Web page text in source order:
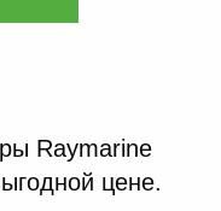
Raymarine
цене.